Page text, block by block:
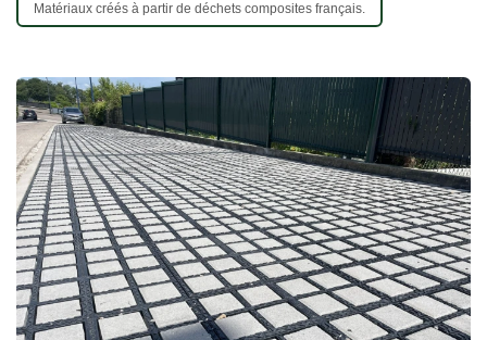
Matériaux créés à partir de déchets composites français.